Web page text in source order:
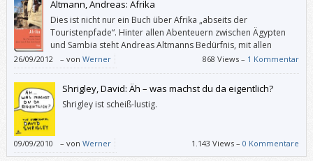
Altmann, Andreas: Afrika
Dies ist nicht nur ein Buch über Afrika „abseits der
Touristenpfade“. Hinter allen Abenteuern zwischen Ägypten
und Sambia steht Andreas Altmanns Bedürfnis, mit allen
Sinnen am Leben zu sein. Und die Erfüllung dessen bekommt
man nicht in einem Fünf-Sterne-Hotel oder in einem klimatisierten Bus
mit Reiseleitung. Das bekommt man nur auf der Straße – und dorthin
nimmt uns Altmann mit.
26/09/2012 – von Werner 868 Views – 1 Kommentar
Shrigley, David: Äh – was machst du da eigentlich?
Shrigley ist scheiß-lustig.
09/09/2010 – von Werner 1.143 Views –0 Kommentare